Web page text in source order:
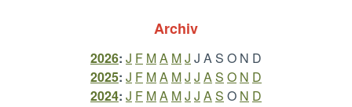
Archiv
2026: J F MA MJ J AS O N D
2025: J F MA MJ J AS O N D
2024: J F MA MJ J AS O N D